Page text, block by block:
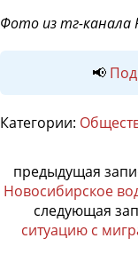
Фото из тг-канала
📢
Категории:
предыдущая
Новосибирское
следующая
ситуацию с